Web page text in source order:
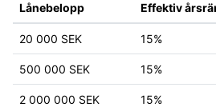
Lånebelopp Effektiv
20 000 SEK 15%
500 000 SEK 15%
2 000 000 SEK 15%